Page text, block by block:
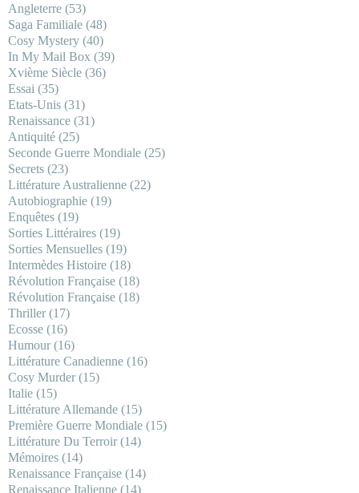
Angleterre (53)
Saga Familiale (48)
Cosy Mystery (40)
In My Mail Box (39)
Xvième Siècle (36)
Essai (35)
Etats-Unis (31)
Renaissance (31)
Antiquité (25)
Seconde Guerre Mondiale (25)
Secrets (23)
Littérature Australienne (22)
Autobiographie (19)
Enquêtes (19)
Sorties Littéraires (19)
Sorties Mensuelles (19)
Intermèdes Histoire (18)
Révolution Française (18)
Révolution Française (18)
Thriller(17)
Ecosse (16)
Humour(16)
Littérature Canadienne (16)
Cosy Murder(15)
Italie (15)
Littérature Allemande (15)
Première Guerre Mondiale (15)
Littérature Du Terroir(14)
Mémoires (14)
Renaissance Française (14)
Renaissance Italienne (14)